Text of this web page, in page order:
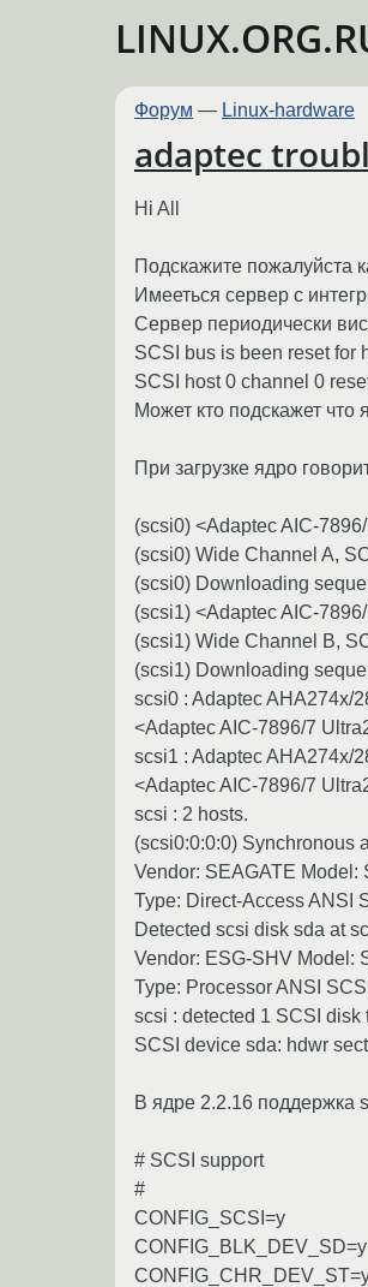
Форум — Linux-hardware
adaptec
Hi All
Подскажите пожалуйста
Имееться сервер с
Сервер периодически
SCSI bus is been reset for
SCSI host 0 channel 0
Может кто подскажет
При загрузке ядро
(scsi0) <Adaptec AIC-
(scsi0) Wide Channel A,
(scsi0) Downloading
(scsi1) <Adaptec AIC-
(scsi1) Wide Channel B,
(scsi1) Downloading
scsi0 : Adaptec AHA274x/
<Adaptec AIC-7896/7
scsi1 : Adaptec AHA274x/
<Adaptec AIC-7896/7
scsi : 2 hosts.
(scsi0:0:0:0) Synchronous
Vendor: SEAGATE Model:
Type: Direct-Access ANSI
Detected scsi disk sda at
Vendor: ESG-SHV Model:
Type: Processor ANSI
scsi : detected 1 SCSI disk
SCSI device sda: hdwr
В ядре 2.2.16 поддержка
# SCSI support
#
CONFIG_SCSI=y
CONFIG_BLK_DEV_SD=y